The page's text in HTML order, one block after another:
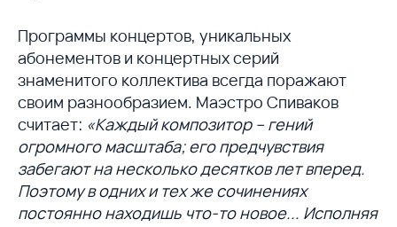
Программы концертов, уникальных
абонементов и концертных серий
знаменитого коллектива всегда поражают
своим разнообразием. Маэстро Спиваков
считает: «Каждый композитор – гений
огромного масштаба; его предчувствия
забегают на несколько десятков лет вперед.
Поэтому в одних и тех же сочинениях
постоянно находишь что-то новое... Исполняя